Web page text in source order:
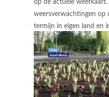
op de actuele
weersverwachtingen op
termijn in eigen land en